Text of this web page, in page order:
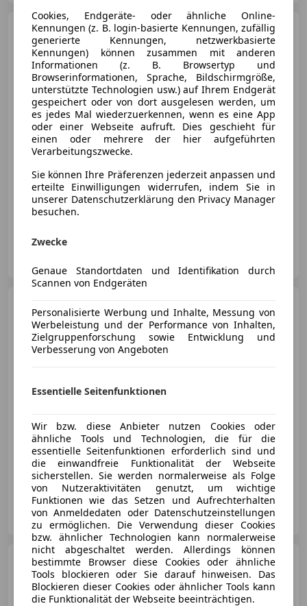
Toyota Yaris5-Türer
Teamplayer 1,5L Hybrid, Syst.
85kW
€ 22 787
- (Erstzulassung) - km
Elektro/Benzin
85 kW (116 PS)
Autozentrum Jagersberger GmbH
Teamplayer
03/2026 15 km Elektro/Benzin 85 kW (116 PS)
Autozentrum Jagersberger GmbH
AT-8160 Weiz
Toyota Proace Max 35
L2H2 2,2 ID 140 Prowork
Cookies, Endgeräte- oder ähnliche Online-
Kennungen (z. B. login-basierte Kennungen, zufällig
generierte Kennungen, netzwerkbasierte
Kennungen) können zusammen mit anderen
Informationen (z. B. Browsertyp und
Browserinformationen, Sprache, Bildschirmgröße,
unterstützte Technologien usw.) auf Ihrem Endgerät
gespeichert oder von dort ausgelesen werden, um
es jedes Mal wiederzuerkennen, wenn es eine App
oder einer Webseite aufruft. Dies geschieht für
einen oder mehrere der hier aufgeführten
Verarbeitungszwecke.
Sie können Ihre Präferenzen jederzeit anpassen und
erteilte Einwilligungen widerrufen, indem Sie in
unserer Datenschutzerklärung den Privacy Manager
besuchen.
Zwecke
Genaue Standortdaten und Identifikation durch
Scannen von Endgeräten
Personalisierte Werbung und Inhalte, Messung von
Werbeleistung und der Performance von Inhalten,
Zielgruppenforschung sowie Entwicklung und
Verbesserung von Angeboten
Essentielle Seitenfunktionen
Wir bzw. diese Anbieter nutzen Cookies oder
ähnliche Tools und Technologien, die für die
essentielle Seitenfunktionen erforderlich sind und
die einwandfreie Funktionalität der Webseite
sicherstellen. Sie werden normalerweise als Folge
von Nutzeraktivitäten genutzt, um wichtige
Funktionen wie das Setzen und Aufrechterhalten
von Anmeldedaten oder Datenschutzeinstellungen
zu ermöglichen. Die Verwendung dieser Cookies
bzw. ähnlicher Technologien kann normalerweise
nicht abgeschaltet werden. Allerdings können
bestimmte Browser diese Cookies oder ähnliche
Tools blockieren oder Sie darauf hinweisen. Das
Blockieren dieser Cookies oder ähnlicher Tools kann
die Funktionalität der Webseite beeinträchtigen.